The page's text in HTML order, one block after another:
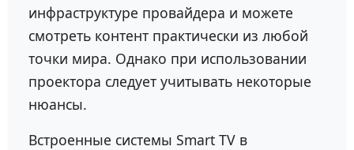
инфраструктуре провайдера и можете
смотреть контент практически из любой
точки мира. Однако при использовании
проектора следует учитывать некоторые
нюансы.
Встроенные системы Smart TV в